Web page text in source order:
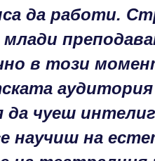
да работи.
в този
да чуеш
научиш на